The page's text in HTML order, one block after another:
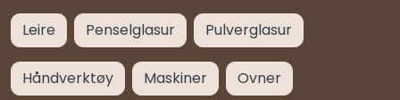
Leire Penselglasur Pulverglasur
Håndverktøy Maskiner Ovner